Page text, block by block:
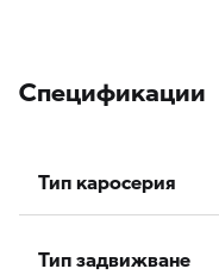
Спецификации
Тип каросерия
Тип задвижване